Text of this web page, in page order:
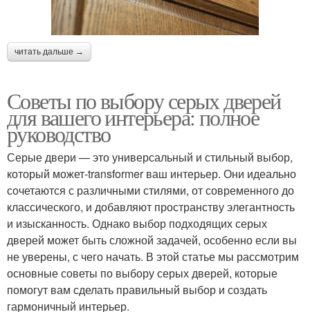
читать дальше →
Советы по выбору серых дверей
для вашего интерьера: полное
руководство
Серые двери — это универсальный и стильный выбор,
который может-transformer ваш интерьер. Они идеально
сочетаются с различными стилями, от современного до
классического, и добавляют пространству элегантность
и изысканность. Однако выбор подходящих серых
дверей может быть сложной задачей, особенно если вы
не уверены, с чего начать. В этой статье мы рассмотрим
основные советы по выбору серых дверей, которые
помогут вам сделать правильный выбор и создать
гармоничный интерьер.